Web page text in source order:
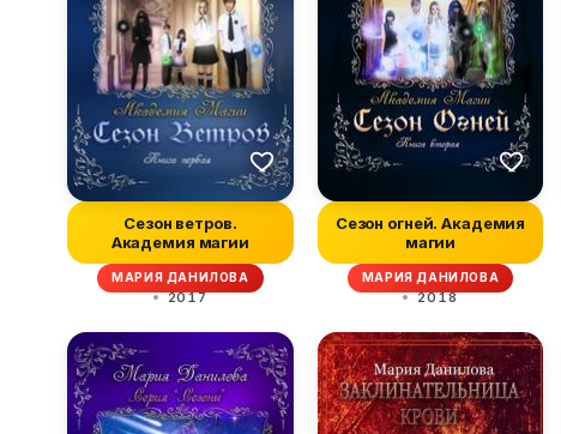
Сезон ветров.
Академия магии
МАРИЯ ДАНИЛОВА
2017
Сезон огней. Академия
магии
МАРИЯ ДАНИЛОВА
2018